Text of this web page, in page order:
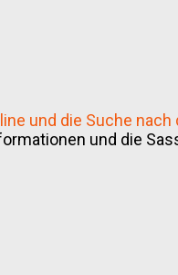
und die Suche
und die